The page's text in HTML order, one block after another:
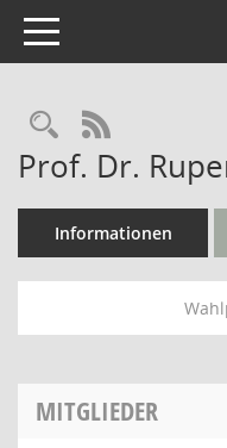
Toggle navigation
RSS-Feed
Prof. Dr.
Informationen
MITGLIEDER